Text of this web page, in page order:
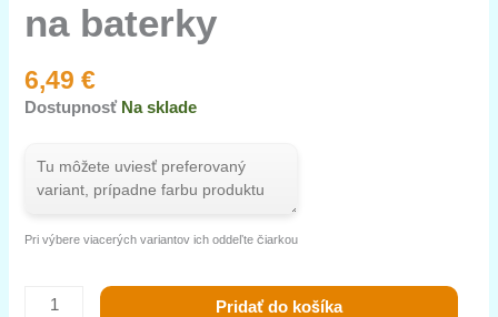
na baterky
6,49€
Dostupnosť Na sklade
Pri výbere viacerých variantov ich oddeľte čiarkou
Pridať do košíka